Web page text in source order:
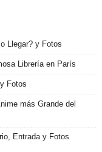
Llegar? y Fotos
Librería en París
Fotos
más Grande del
Entrada y Fotos